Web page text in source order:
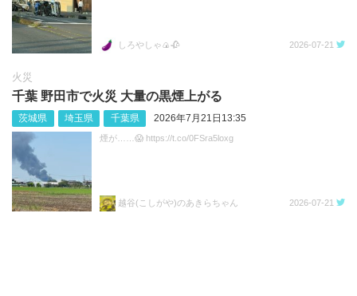
しろやしゃ🍙🥀 2026-07-21
火災
千葉 野田市で火災 大量の黒煙上がる
茨城県 埼玉県 千葉県 2026年7月21日13:35
煙が……😱 https://t.co/0FSra5loxg
越谷(こしがや)のあきらちゃん 2026-07-21